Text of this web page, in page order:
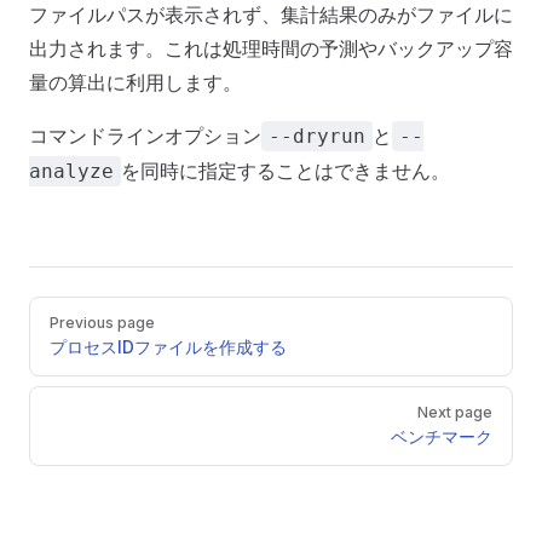
ファイルパスが表示されず、集計結果のみがファイルに
出力されます。これは処理時間の予測やバックアップ容
量の算出に利用します。
コマンドラインオプション --dryrun と --
analyze を同時に指定することはできません。
PagerPrevious page
プロセスIDファイルを作成する
Next page
ベンチマーク